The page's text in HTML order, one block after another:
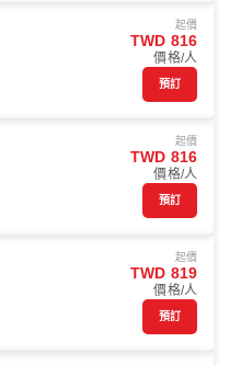
起價
TWD 816
價格/人
預訂
起價
TWD 816
價格/人
預訂
起價
TWD 819
價格/人
預訂